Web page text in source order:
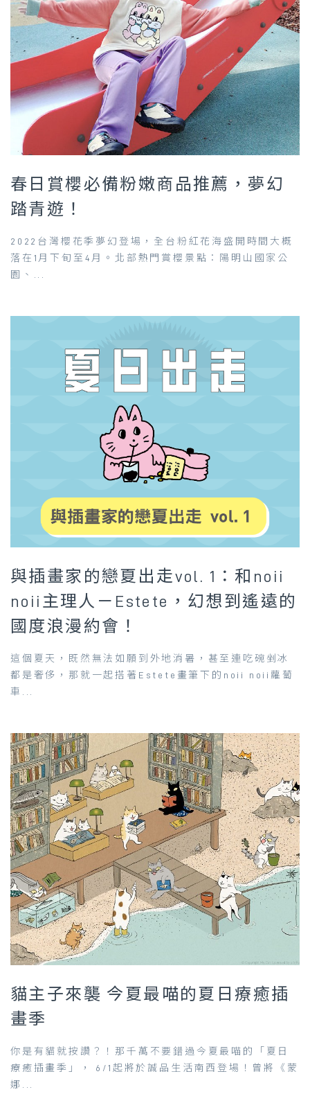
春日賞櫻必備粉嫩商品推薦，夢幻
踏青遊！
2022台灣櫻花季夢幻登場，全台粉紅花海盛開時間大概
落在1月下旬至4月。北部熱門賞櫻景點：陽明山國家公
園、...
與插畫家的戀夏出走vol. 1：和noii
noii主理人－Estete，幻想到遙遠的
國度浪漫約會！
這個夏天，既然無法如願到外地消暑，甚至連吃碗剉冰
都是奢侈，那就一起搭著Estete畫筆下的noii noii蘿蔔
車...
貓主子來襲 今夏最喵的夏日療癒插
畫季
你是有貓就按讚？！那千萬不要錯過今夏最喵的「夏日
療癒插畫季」， 6/1起將於誠品生活南西登場！曾將《蒙
娜...